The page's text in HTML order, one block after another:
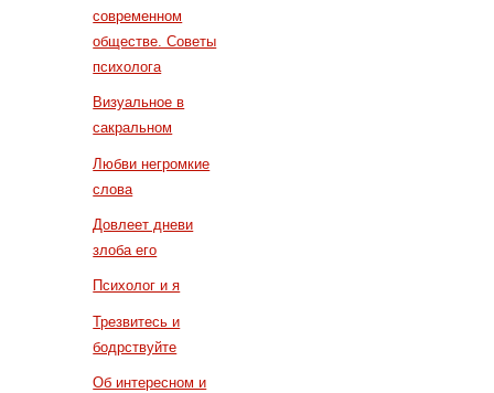
современном
обществе. Советы
психолога
Визуальное в
сакральном
Любви негромкие
слова
Довлеет дневи
злоба его
Психолог и я
Трезвитесь и
бодрствуйте
Об интересном и